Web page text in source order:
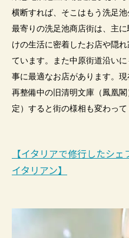
横断すれば、そこはもう洗足
最寄りの洗足池商店街は、主
けの生活に密着したお店や隠
ています。また中原街道沿い
事に最適なお店があります。
再整備中の旧清明文庫（鳳凰
定）すると街の様相も変わって
【イタリアで修行したシ
イタリアン】